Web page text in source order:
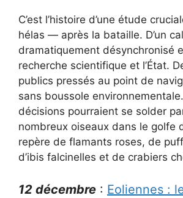
C’est l’histoire d’une étude
hélas — après la bataille. D’un
dramatiquement désynchronisé
recherche scientifique et l’État.
publics pressés au point de
sans boussole
décisions pourraient se solder
nombreux oiseaux dans le golfe
repère de flamants roses, de
d’ibis falcinelles et de crabiers
12 décembre : Eoliennes :